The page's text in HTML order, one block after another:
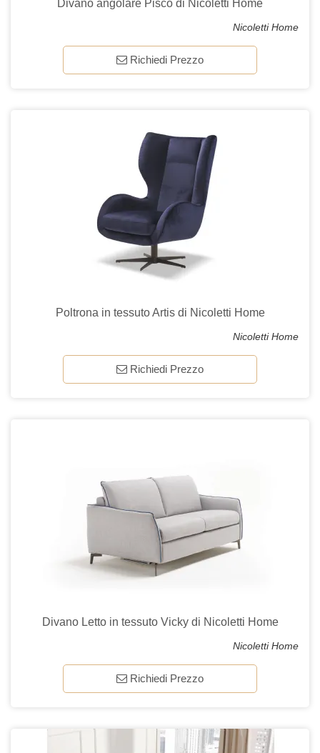
Divano angolare Pisco di Nicoletti Home
Nicoletti Home
Richiedi Prezzo
Poltrona in tessuto Artis di Nicoletti Home
Nicoletti Home
Richiedi Prezzo
Divano Letto in tessuto Vicky di Nicoletti Home
Nicoletti Home
Richiedi Prezzo